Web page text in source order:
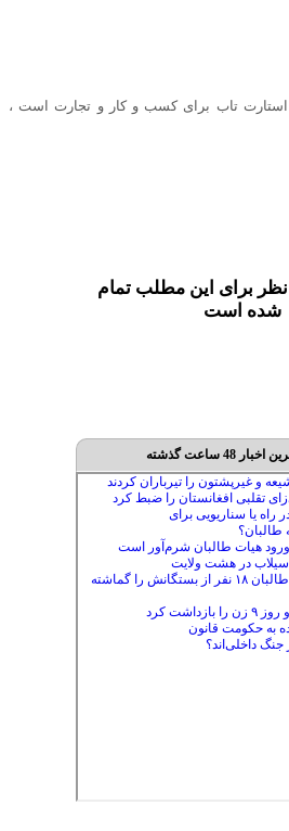
استارت تاب برای کسب و کار و تجارت است ،
برای این مطلب تمام
شده است
48 ساعت گذشته